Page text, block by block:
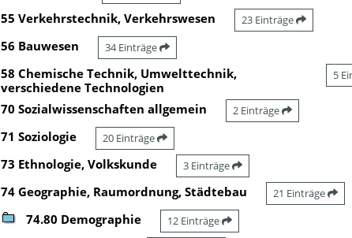
55 Verkehrstechnik, Verkehrswesen 23 Einträge
56 Bauwesen 34 Einträge
58 Chemische Technik, Umwelttechnik,
verschiedene Technologien
5
70 Sozialwissenschaften allgemein 2 Einträge
71 Soziologie 20 Einträge
73 Ethnologie, Volkskunde 3 Einträge
74 Geographie, Raumordnung, Städtebau 21 Einträge
74.80 Demographie 12 Einträge